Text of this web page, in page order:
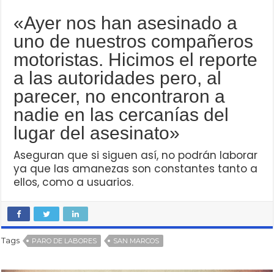
«Ayer nos han asesinado a
uno de nuestros compañeros
motoristas. Hicimos el reporte
a las autoridades pero, al
parecer, no encontraron a
nadie en las cercanías del
lugar del asesinato»
Aseguran que si siguen así, no podrán laborar
ya que las amanezas son constantes tanto a
ellos, como a usuarios.
Tags PARO DE LABORES SAN MARCOS